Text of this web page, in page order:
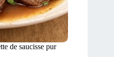
de saucisse pur